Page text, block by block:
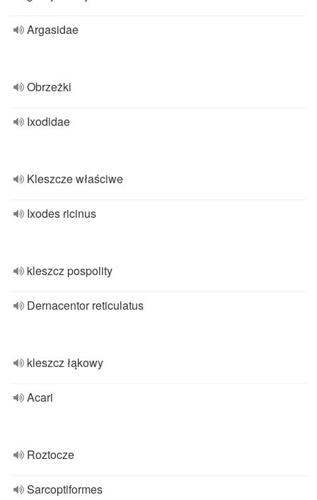
Argasidae
Obrzeżki
Ixodidae
Kleszcze właściwe
Ixodes ricinus
kleszcz pospolity
Dernacentor reticulatus
kleszcz łąkowy
Acari
Roztocze
Sarcoptiformes